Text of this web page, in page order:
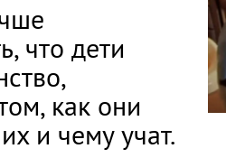
что дети
как они
и чему учат.